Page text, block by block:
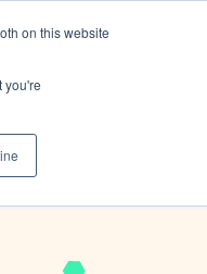
on this website
you're
🌍 Lingue